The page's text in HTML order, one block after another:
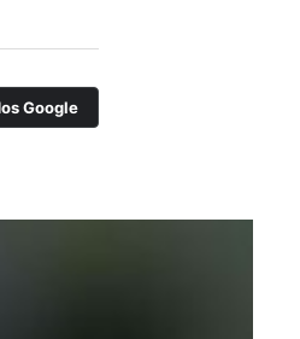
Google